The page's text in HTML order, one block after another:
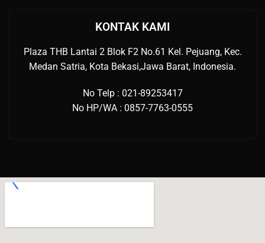
KONTAK KAMI
Plaza THB Lantai 2 Blok F2 No.61 Kel. Pejuang, Kec.
Medan Satria, Kota Bekasi,Jawa Barat, Indonesia.
No Telp : 021-89253417
No HP/WA : 0857-7763-0555